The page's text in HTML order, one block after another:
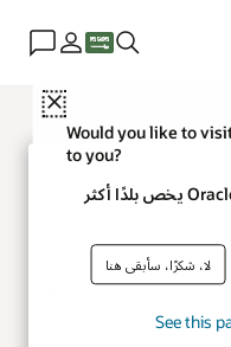
Close
Would you like to
to you?
هل ترغب في زيارة موقع ويب لـ Oracle يخص بلدًا أكثر
لا، شكرًا، سأبقى هنا
See this